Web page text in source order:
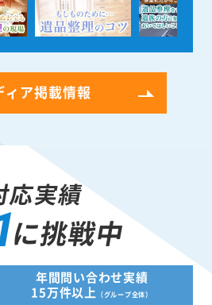
ィア掲載情報
応実績
に挑戦中
年間問い合わせ実績
15万件以上
（グループ全体）